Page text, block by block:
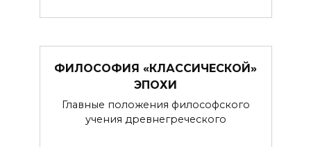
ФИЛОСОФИЯ «КЛАССИЧЕСКОЙ»
ЭПОХИ
Главные положения философского
учения древнегреческого